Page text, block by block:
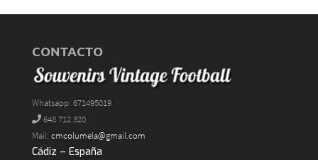
CONTACTO
Whatsapp: 671495019
648 712 320
Mail: cmcolumela@gmail.com
Cádiz – España